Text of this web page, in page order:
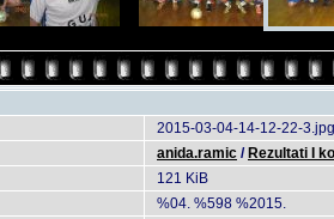
2015-03-04-14-12-22-3.jpg
anida.ramic / Rezultati I
121 KiB
%04. %598 %2015.